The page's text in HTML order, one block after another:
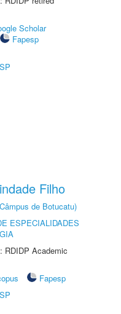
Scholar
Fapesp
Filho
de Botucatu)
ESPECIALIDADES
RDIDP Academic
Fapesp